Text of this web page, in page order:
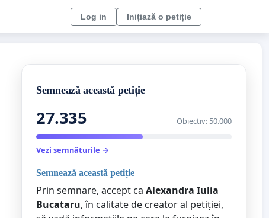
Log in Inițiază o petiție
Semnează această petiție
27.335 Obiectiv: 50.000
Vezi semnăturile →
Semnează această petiție
Prin semnare, accept ca Alexandra Iulia
Bucataru, în calitate de creator al petiției,